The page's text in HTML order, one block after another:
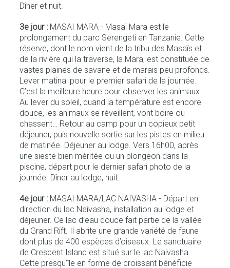
Dîner et nuit.
3e jour : MASAI MARA - Masaï Mara est le
prolongement du parc Serengeti en Tanzanie. Cette
réserve, dont le nom vient de la tribu des Masaïs et
de la rivière qui la traverse, la Mara, est constituée de
vastes plaines de savane et de marais peu profonds.
Lever matinal pour le premier safari de la journée.
C’est la meilleure heure pour observer les animaux.
Au lever du soleil, quand la température est encore
douce, les animaux se réveillent, vont boire ou
chassent… Retour au camp pour un copieux petit
déjeuner, puis nouvelle sortie sur les pistes en milieu
de matinée. Déjeuner au lodge. Vers 16h00, après
une sieste bien méritée ou un plongeon dans la
piscine, départ pour le dernier safari photo de la
journée. Dîner au lodge, nuit.
4e jour : MASAI MARA/LAC NAIVASHA - Départ en
direction du lac Naivasha, installation au lodge et
déjeuner. Ce lac d’eau douce fait partie de la vallée
du Grand Rift. Il abrite une grande variété de faune
dont plus de 400 espèces d’oiseaux. Le sanctuaire
de Crescent Island est situé sur le lac Naivasha.
Cette presqu’île en forme de croissant bénéficie